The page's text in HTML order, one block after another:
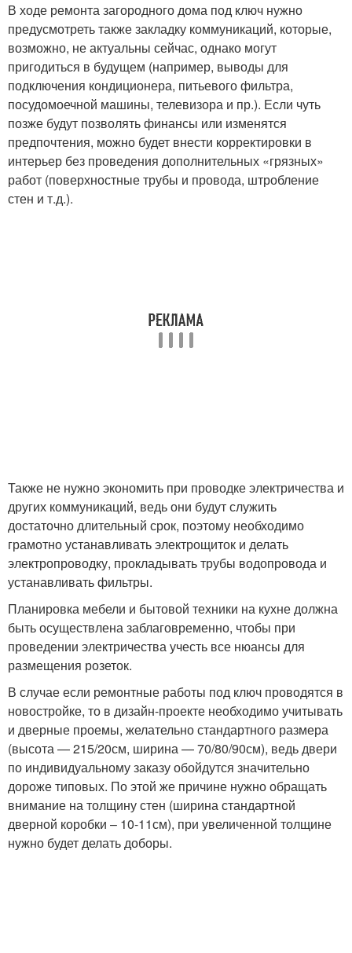
В ходе ремонта загородного дома под ключ нужно
предусмотреть также закладку коммуникаций, которые,
возможно, не актуальны сейчас, однако могут
пригодиться в будущем (например, выводы для
подключения кондиционера, питьевого фильтра,
посудомоечной машины, телевизора и пр.). Если чуть
позже будут позволять финансы или изменятся
предпочтения, можно будет внести корректировки в
интерьер без проведения дополнительных «грязных»
работ (поверхностные трубы и провода, штробление
стен и т.д.).
Также не нужно экономить при проводке электричества и
других коммуникаций, ведь они будут служить
достаточно длительный срок, поэтому необходимо
грамотно устанавливать электрощиток и делать
электропроводку, прокладывать трубы водопровода и
устанавливать фильтры.
Планировка мебели и бытовой техники на кухне должна
быть осуществлена заблаговременно, чтобы при
проведении электричества учесть все нюансы для
размещения розеток.
В случае если ремонтные работы под ключ проводятся в
новостройке, то в дизайн-проекте необходимо учитывать
и дверные проемы, желательно стандартного размера
(высота — 215/20см, ширина — 70/80/90см), ведь двери
по индивидуальному заказу обойдутся значительно
дороже типовых. По этой же причине нужно обращать
внимание на толщину стен (ширина стандартной
дверной коробки – 10-11см), при увеличенной толщине
нужно будет делать доборы.